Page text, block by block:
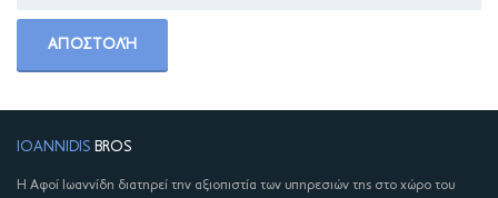
IOANNIDIS BROS
Η Αφοί Ιωαννίδη διατηρεί την αξιοπιστία των υπηρεσιών της στο χώρο του